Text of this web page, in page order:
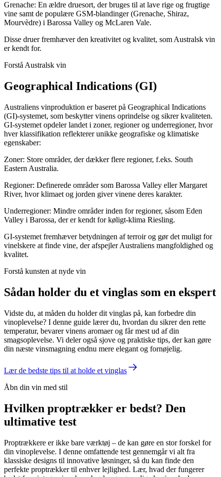
Grenache: En ældre druesort, der bruges til at lave rige og frugtige
vine samt de populære GSM-blandinger (Grenache, Shiraz,
Mourvèdre) i Barossa Valley og McLaren Vale.
Disse druer fremhæver den kreativitet og kvalitet, som Australsk vin
er kendt for.
Forstå Australsk vin
Geographical Indications (GI)
Australiens vinproduktion er baseret på Geographical Indications
(GI)-systemet, som beskytter vinens oprindelse og sikrer kvaliteten.
GI-systemet opdeler landet i zoner, regioner og underregioner, hvor
hver klassifikation reflekterer unikke geografiske og klimatiske
egenskaber:
Zoner: Store områder, der dækker flere regioner, f.eks. South
Eastern Australia.
Regioner: Definerede områder som Barossa Valley eller Margaret
River, hvor klimaet og jorden giver vinene deres karakter.
Underregioner: Mindre områder inden for regioner, såsom Eden
Valley i Barossa, der er kendt for køligt-klima Riesling.
GI-systemet fremhæver betydningen af terroir og gør det muligt for
vinelskere at finde vine, der afspejler Australiens mangfoldighed og
kvalitet.
Forstå kunsten at nyde vin
Sådan holder du et vinglas som en ekspert
Vidste du, at måden du holder dit vinglas på, kan forbedre din
vinoplevelse? I denne guide lærer du, hvordan du sikrer den rette
temperatur, bevarer vinens aromaer og får mest ud af din
smagsoplevelse. Vi deler også sjove og praktiske tips, der kan gøre
din næste vinsmagning endnu mere elegant og fornøjelig.
Lær de bedste tips til at holde et vinglas
Åbn din vin med stil
Hvilken proptrækker er bedst? Den
ultimative test
Proptrækkere er ikke bare værktøj – de kan gøre en stor forskel for
din vinoplevelse. I denne omfattende test gennemgår vi alt fra
klassiske designs til innovative løsninger, så du kan finde den
perfekte proptrækker til enhver lejlighed. Lær, hvad der fungerer